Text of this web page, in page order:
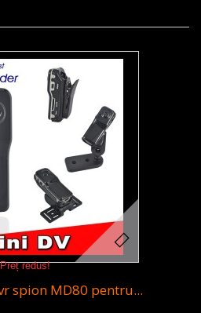
Preț redus!
spion MD80 pentru...